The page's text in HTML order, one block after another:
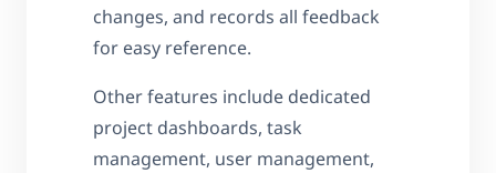
changes, and records all feedback
for easy reference.
Other features include dedicated
project dashboards, task
management, user management,